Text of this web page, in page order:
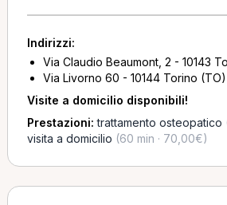
Indirizzi:
Via Claudio Beaumont, 2 - 10143
Via Livorno 60 - 10144 Torino (TO)
Visite a domicilio disponibili!
Prestazioni:trattamento osteopatico
visita a domicilio (60 min · 70,00€)